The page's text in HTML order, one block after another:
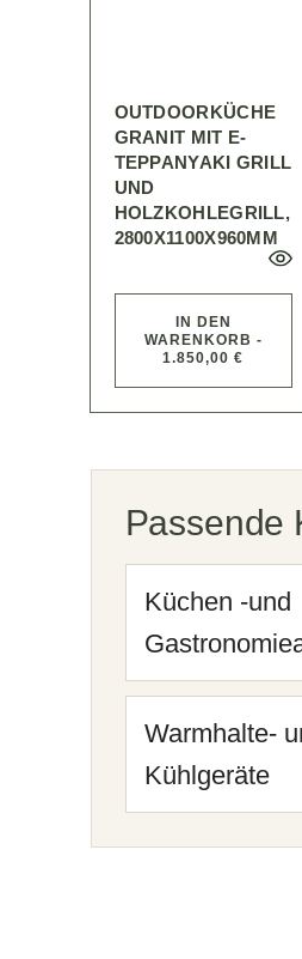
OUTDOORKÜCHE
GRANIT MIT E-
TEPPANYAKI GRILL
UND
HOLZKOHLEGRILL,
2800X1100X960MM
IN DEN
WARENKORB -
1.850,00 €
Passende
Küchen -und
Warmhalte-
Kühlgeräte